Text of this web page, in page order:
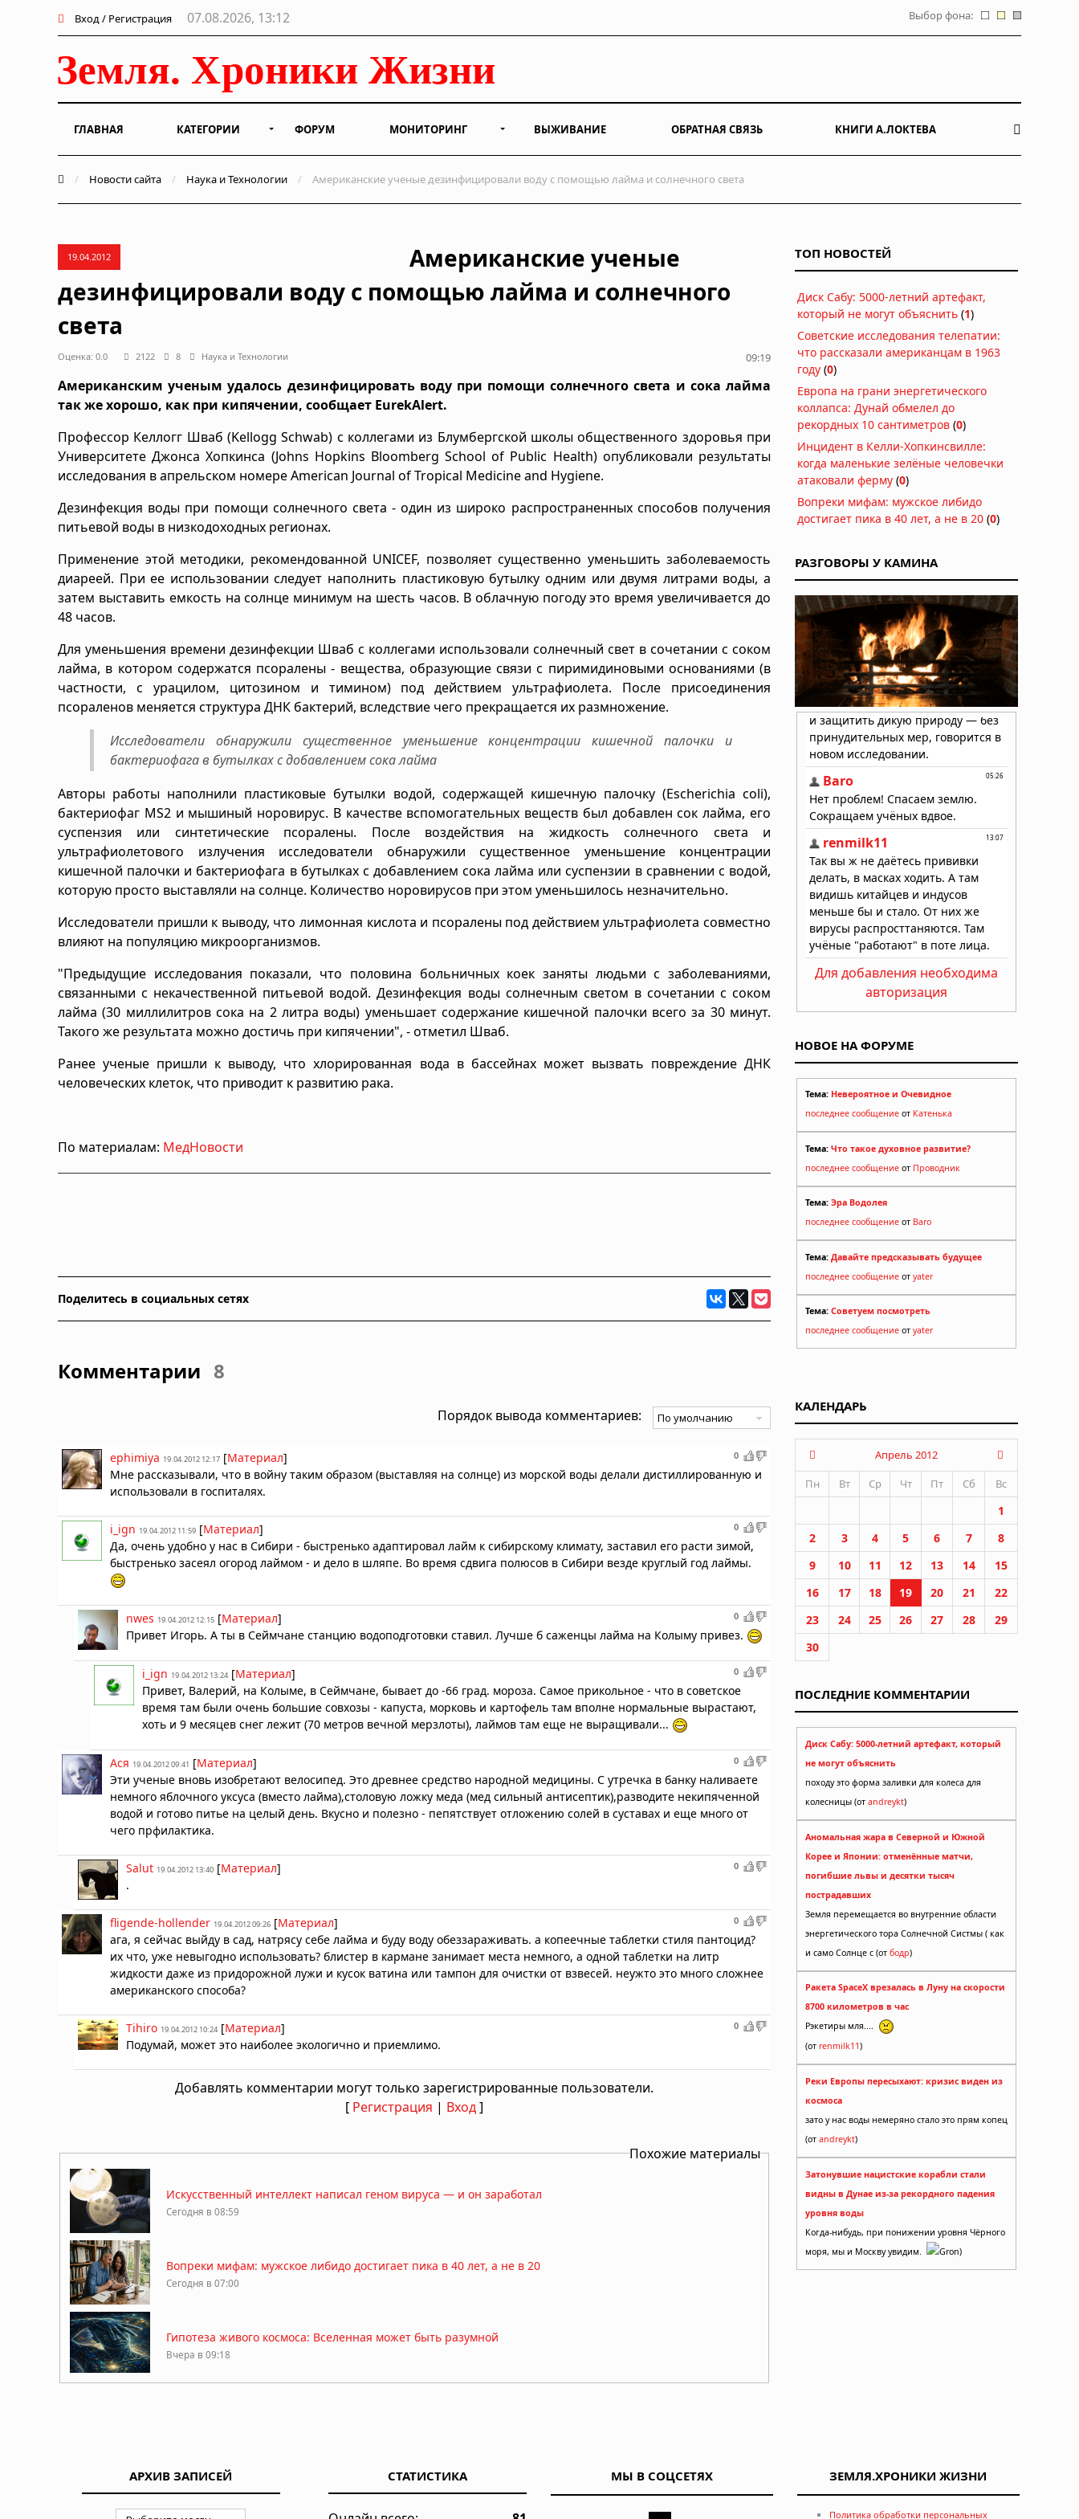
Вход / Регистрация 07.08.2026, 13:12 Выбор фона:
ГЛАВНАЯ КАТЕГОРИИ ФОРУМ МОНИТОРИНГ ВЫЖИВАНИЕ ОБРАТНАЯ СВЯЗЬ КНИГИ А.ЛОКТЕВА
/ Новости сайта / Наука и Технологии / Американские ученые дезинфицировали воду с помощью лайма и солнечного света
19.04.2012
Американские ученые
дезинфицировали воду с помощью лайма и солнечного
света
Оценка: 0.0 2122 8 Наука и Технологии 09:19
Американским ученым удалось дезинфицировать воду при помощи солнечного света и сока лайма
так же хорошо, как при кипячении, сообщает EurekAlert.
Профессор Келлогг Шваб (Kellogg Schwab) с коллегами из Блумбергской школы общественного здоровья при
Университете Джонса Хопкинса (Johns Hopkins Bloomberg School of Public Health) опубликовали результаты
исследования в апрельском номере American Journal of Tropical Medicine and Hygiene.
Дезинфекция воды при помощи солнечного света - один из широко распространенных способов получения
питьевой воды в низкодоходных регионах.
Применение этой методики, рекомендованной UNICEF, позволяет существенно уменьшить заболеваемость
диареей. При ее использовании следует наполнить пластиковую бутылку одним или двумя литрами воды, а
затем выставить емкость на солнце минимум на шесть часов. В облачную погоду это время увеличивается до
48 часов.
Для уменьшения времени дезинфекции Шваб с коллегами использовали солнечный свет в сочетании с соком
лайма, в котором содержатся псоралены - вещества, образующие связи с пиримидиновыми основаниями (в
частности, с урацилом, цитозином и тимином) под действием ультрафиолета. После присоединения
псораленов меняется структура ДНК бактерий, вследствие чего прекращается их размножение.
Исследователи обнаружили существенное уменьшение концентрации кишечной палочки и
бактериофага в бутылках с добавлением сока лайма
Авторы работы наполнили пластиковые бутылки водой, содержащей кишечную палочку (Escherichia coli),
бактериофаг MS2 и мышиный норовирус. В качестве вспомогательных веществ был добавлен сок лайма, его
суспензия или синтетические псоралены. После воздействия на жидкость солнечного света и
ультрафиолетового излучения исследователи обнаружили существенное уменьшение концентрации
кишечной палочки и бактериофага в бутылках с добавлением сока лайма или суспензии в сравнении с водой,
которую просто выставляли на солнце. Количество норовирусов при этом уменьшилось незначительно.
Исследователи пришли к выводу, что лимонная кислота и псоралены под действием ультрафиолета совместно
влияют на популяцию микроорганизмов.
"Предыдущие исследования показали, что половина больничных коек заняты людьми с заболеваниями,
связанными с некачественной питьевой водой. Дезинфекция воды солнечным светом в сочетании с соком
лайма (30 миллилитров сока на 2 литра воды) уменьшает содержание кишечной палочки всего за 30 минут.
Такого же результата можно достичь при кипячении", - отметил Шваб.
Ранее ученые пришли к выводу, что хлорированная вода в бассейнах может вызвать повреждение ДНК
человеческих клеток, что приводит к развитию рака.
По материалам: МедНовости
Поделитесь в социальных сетях
Комментарии 8
Порядок вывода комментариев:
0
ephimiya 19.04.2012 12:17 [Материал]
Мне рассказывали, что в войну таким образом (выставляя на солнце) из морской воды делали дистиллированную и
использовали в госпиталях.
0
i_ign 19.04.2012 11:59 [Материал]
Да, очень удобно у нас в Сибири - быстренько адаптировал лайм к сибирскому климату, заставил его расти зимой,
быстренько засеял огород лаймом - и дело в шляпе. Во время сдвига полюсов в Сибири везде круглый год лаймы.
0
nwes 19.04.2012 12:15 [Материал]
Привет Игорь. А ты в Сеймчане станцию водоподготовки ставил. Лучше б саженцы лайма на Колыму привез.
0
i_ign 19.04.2012 13:24 [Материал]
Привет, Валерий, на Колыме, в Сеймчане, бывает до -66 град. мороза. Самое прикольное - что в советское
время там были очень большие совхозы - капуста, морковь и картофель там вполне нормальные вырастают,
хоть и 9 месяцев снег лежит (70 метров вечной мерзлоты), лаймов там еще не выращивали...
0
Ася 19.04.2012 09:41 [Материал]
Эти ученые вновь изобретают велосипед. Это древнее средство народной медицины. С утречка в банку наливаете
немного яблочного уксуса (вместо лайма),столовую ложку меда (мед сильный антисептик),разводите некипяченной
водой и готово питье на целый день. Вкусно и полезно - пепятствует отложению солей в суставах и еще много от
чего прфилактика.
0
Salut 19.04.2012 13:40 [Материал]
.
0
fligende-hollender 19.04.2012 09:26 [Материал]
ага, я сейчас выйду в сад, натрясу себе лайма и буду воду обеззараживать. а копеечные таблетки стиля пантоцид?
их что, уже невыгодно использовать? блистер в кармане занимает места немного, а одной таблетки на литр
жидкости даже из придорожной лужи и кусок ватина или тампон для очистки от взвесей. неужто это много сложнее
американского способа?
0
Tihiro 19.04.2012 10:24 [Материал]
Подумай, может это наиболее экологично и приемлимо.
Добавлять комментарии могут только зарегистрированные пользователи.
[ Регистрация | Вход]
Похожие материалы
Искусственный интеллект написал геном вируса — и он заработал
Сегодня в 08:59
Вопреки мифам: мужское либидо достигает пика в 40 лет, а не в 20
Сегодня в 07:00
Гипотеза живого космоса: Вселенная может быть разумной
Вчера в 09:18
Мозг не всегда разлагается: учёные выяснили, почему человеческий мозг сохраняется тысячи лет
Вчера в 09:11
ТОП НОВОСТЕЙ
Диск Сабу: 5000-летний артефакт,
который не могут объяснить (1)
Советские исследования телепатии:
что рассказали американцам в 1963
году (0)
Европа на грани энергетического
коллапса: Дунай обмелел до
рекордных 10 сантиметров (0)
Инцидент в Келли-Хопкинсвилле:
когда маленькие зелёные человечки
атаковали ферму (0)
Вопреки мифам: мужское либидо
достигает пика в 40 лет, а не в 20 (0)
РАЗГОВОРЫ У КАМИНА
Для добавления необходима
авторизация
НОВОЕ НА ФОРУМЕ
Тема: Невероятное и Очевидное
последнее сообщение от Катенька
Тема: Что такое духовное развитие?
последнее сообщение от Проводник
Тема: Эра Водолея
последнее сообщение от Baro
Тема: Давайте предсказывать будущее
последнее сообщение от yater
Тема: Советуем посмотреть
последнее сообщение от yater
КАЛЕНДАРЬ
Апрель 2012
Пн
Вт Ср Чт Пт Сб Вс
1
2
3 4 5 6 7
8
9
10 11 12 13 14
15
16
17 18 19 20 21
22
23
24 25 26 27 28
29
30
ПОСЛЕДНИЕ КОММЕНТАРИИ
Диск Сабу: 5000-летний артефакт, который
не могут объяснить
походу это форма заливки для колеса для
колесницы (от andreykt)
Аномальная жара в Северной и Южной
Корее и Японии: отменённые матчи,
погибшие львы и десятки тысяч
пострадавших
Земля перемещается во внутренние области
энергетического тора Солнечной Систмы ( как
и само Солнце с (от бодр)
Ракета SpaceX врезалась в Луну на скорости
8700 километров в час
Рэкетиры мля....
(от renmilk11)
Реки Европы пересыхают: кризис виден из
космоса
зато у нас воды немеряно стало это прям копец
(от andreykt)
Затонувшие нацистские корабли стали
видны в Дунае из-за рекордного падения
уровня воды
Когда-нибудь, при понижении уровня Чёрного
моря, мы и Москву увидим.
Gron)
АРХИВ ЗАПИСЕЙ СТАТИСТИКА МЫ В СОЦСЕТЯХ ЗЕМЛЯ.ХРОНИКИ ЖИЗНИ
Политика обработки персональных